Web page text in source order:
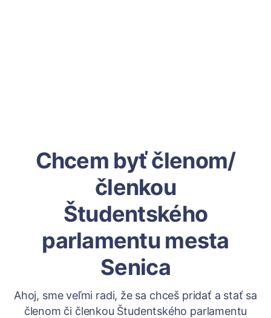
Chcem byť členom/
členkou
Študentského
parlamentu mesta
Senica
Ahoj, sme veľmi radi, že sa chceš pridať a stať sa
členom či členkou Študentského parlamentu